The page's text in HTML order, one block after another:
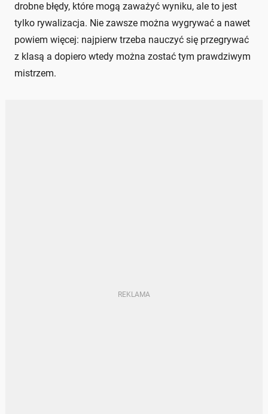
drobne błędy, które mogą zaważyć wyniku, ale to jest
tylko rywalizacja. Nie zawsze można wygrywać a nawet
powiem więcej: najpierw trzeba nauczyć się przegrywać
z klasą a dopiero wtedy można zostać tym prawdziwym
mistrzem.